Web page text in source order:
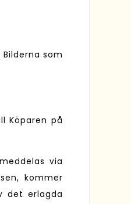
som
Köparen på
via
kommer
det erlagda